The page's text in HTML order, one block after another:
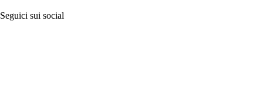
Seguici sui social